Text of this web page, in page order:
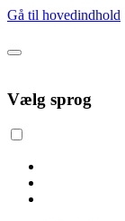
Gå til hovedindhold
Vælg sprog